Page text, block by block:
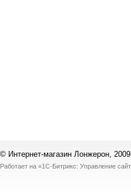
© Интернет-магазин Лонжерон,
Работает на «1С-Битрикс: Управление